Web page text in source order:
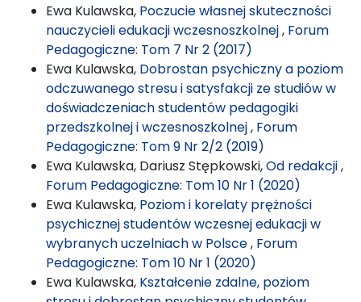
Ewa Kulawska, Poczucie własnej skuteczności
nauczycieli edukacji wczesnoszkolnej, Forum
Pedagogiczne: Tom 7 Nr 2 (2017)
Ewa Kulawska, Dobrostan psychiczny a poziom
odczuwanego stresu i satysfakcji ze studiów w
doświadczeniach studentów pedagogiki
przedszkolnej i wczesnoszkolnej, Forum
Pedagogiczne: Tom 9 Nr 2/2 (2019)
Ewa Kulawska, Dariusz Stępkowski,Od redakcji,
Forum Pedagogiczne: Tom 10 Nr 1 (2020)
Ewa Kulawska, Poziom i korelaty prężności
psychicznej studentów wczesnej edukacji w
wybranych uczelniach w Polsce, Forum
Pedagogiczne: Tom 10 Nr 1 (2020)
Ewa Kulawska, Kształcenie zdalne, poziom